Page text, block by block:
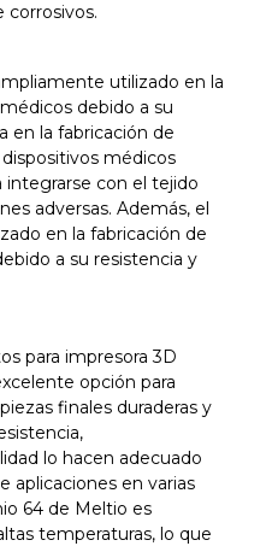
utilizado en la
debido a su
en la fabricación de
médicos
integrarse con el tejido
adversas. Además, el
en la fabricación de
a su resistencia y
para impresora 3D
opción para
finales duraderas y
lo hacen adecuado
aplicaciones en varias
64 de Meltio es
temperaturas, lo que